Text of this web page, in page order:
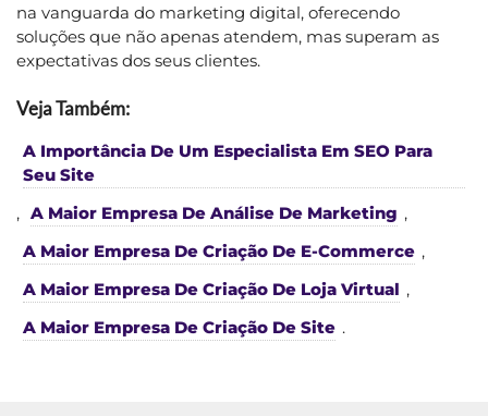
na vanguarda do marketing digital, oferecendo
soluções que não apenas atendem, mas superam as
expectativas dos seus clientes.
Veja Também:
A Importância De Um Especialista Em SEO Para
Seu Site
, A Maior Empresa De Análise De Marketing ,
A Maior Empresa De Criação De E-Commerce ,
A Maior Empresa De Criação De Loja Virtual ,
A Maior Empresa De Criação De Site .